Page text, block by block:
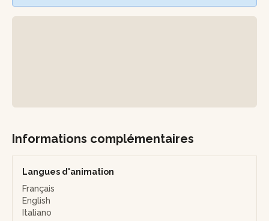
Informations complémentaires
Langues d'animation
Français
English
Italiano